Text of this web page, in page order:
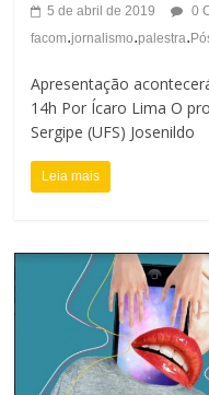
5 de abril de 2019
0
facom.jornalismo.palestra.
Apresentação
14h Por Ícaro Lima O
Sergipe (UFS) Josenildo
Leia mais